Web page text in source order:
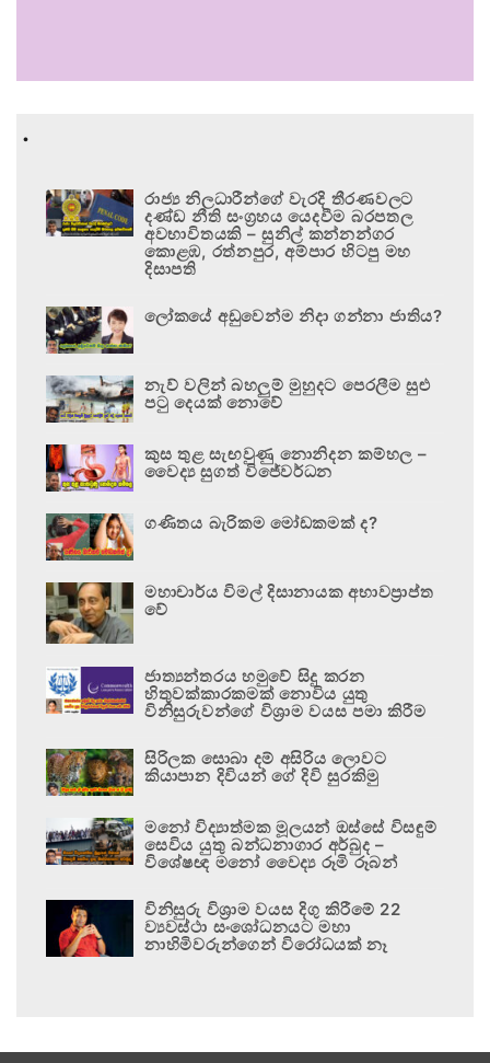
.
රාජ්‍ය නිලධාරීන්ගේ වැරදි තීරණවලට
දණ්ඩ නීති සංග්‍රහය යෙදවීම බරපතල
අවභාවිතයකි – සුනිල් කන්නන්ගර
කොළඹ, රත්නපුර, අම්පාර හිටපු මහ
දිසාපති
ලෝකයේ අඩුවෙන්ම නිදා ගන්නා ජාතිය?
නැව් වලින් බහලුම් මුහුදට පෙරලීම සුළු
පටු දෙයක් නොවේ
කුස තුළ සැඟවුණු නොනිදන කම්හල –
වෛද්‍ය සුගත් විජේවර්ධන
ගණිතය බැරිකම මෝඩකමක් ද?
මහාචාර්ය විමල් දිසානායක අභාවප්‍රාප්ත
වේ
ජාත්‍යන්තරය හමුවේ සිදු කරන
හිතුවක්කාරකමක් නොවිය යුතු
විනිසුරුවන්ගේ විශ්‍රාම වයස පමා කිරීම
සිරිලක සොබා දම් අසිරිය ලොවට
කියාපාන දිවියන් ගේ දිවි සුරකිමු
මනෝ විද්‍යාත්මක මූලයන් ඔස්සේ විසඳුම්
සෙවිය යුතු බන්ධනාගාර අර්බුද –
විශේෂඥ මනෝ වෛද්‍ය රූමි රූබන්
විනිසුරු විශ්‍රාම වයස දිගු කිරීමේ 22
ව්‍යවස්ථා සංශෝධනයට මහා
නාහිමිවරුන්ගෙන් විරෝධයක් නෑ